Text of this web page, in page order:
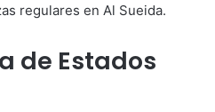
regulares en Al Sueida.
de Estados